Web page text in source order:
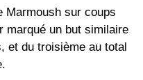
Marmoush sur coups
marqué un but similaire
et du troisième au total